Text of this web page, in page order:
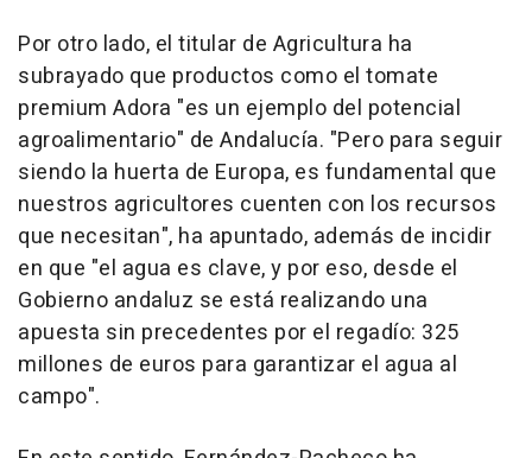
Por otro lado, el titular de Agricultura ha
subrayado que productos como el tomate
premium Adora "es un ejemplo del potencial
agroalimentario" de Andalucía. "Pero para seguir
siendo la huerta de Europa, es fundamental que
nuestros agricultores cuenten con los recursos
que necesitan", ha apuntado, además de incidir
en que "el agua es clave, y por eso, desde el
Gobierno andaluz se está realizando una
apuesta sin precedentes por el regadío: 325
millones de euros para garantizar el agua al
campo".